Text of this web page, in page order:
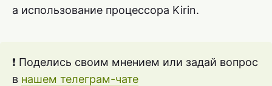
а использование процессора Kirin.
❗ Поделись своим мнением или задай вопрос
в нашем телеграм-чате